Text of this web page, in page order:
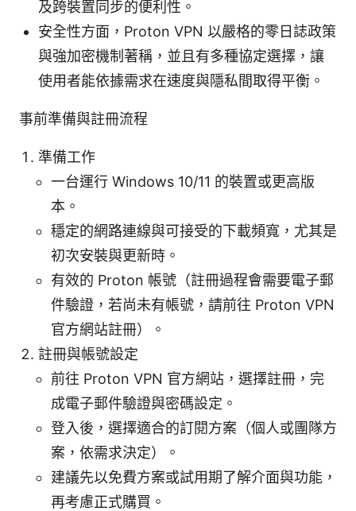
及跨裝置同步的便利性。
安全性方面，Proton VPN 以嚴格的零日誌政策
與強加密機制著稱，並且有多種協定選擇，讓
使用者能依據需求在速度與隱私間取得平衡。
事前準備與註冊流程
準備工作
一台運行 Windows 10/11 的裝置或更高版
本。
穩定的網路連線與可接受的下載頻寬，尤其是
初次安裝與更新時。
有效的 Proton 帳號（註冊過程會需要電子郵
件驗證，若尚未有帳號，請前往 Proton VPN
官方網站註冊）。
註冊與帳號設定
前往 Proton VPN 官方網站，選擇註冊，完
成電子郵件驗證與密碼設定。
登入後，選擇適合的訂閱方案（個人或團隊方
案，依需求決定）。
建議先以免費方案或試用期了解介面與功能，
再考慮正式購買。